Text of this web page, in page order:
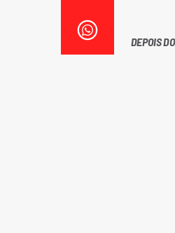
DEPOIS